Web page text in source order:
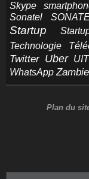
Skype
Sonatel
Startup
Technologie
Twitter Uber UIT
WhatsApp Zambie
Plan du